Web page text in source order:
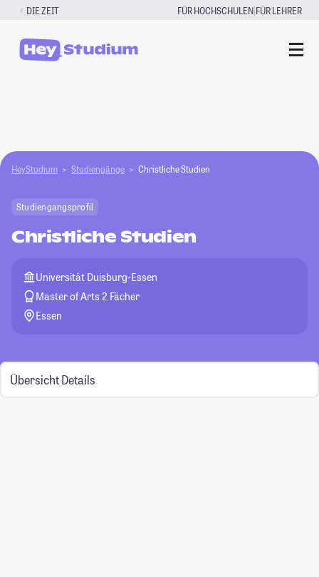
Zum
springen
DIE ZEIT FÜR HOCHSCHULEN|FÜR LEHRER
HeyStudium Studiengänge Christliche Studien
Studiengangsprofil
Christliche Studien
Universität Duisburg-Essen
Master of Arts 2 Fächer
Essen
Übersicht Details